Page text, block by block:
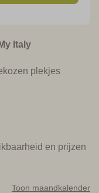
– My Italy
Italy
plekjes
en prijzen
Toon maandkalender